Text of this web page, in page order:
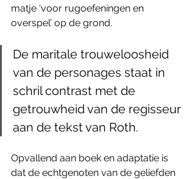
matje ‘voor rugoefeningen en
overspel’ op de grond.
De maritale trouweloosheid
van de personages staat in
schril contrast met de
getrouwheid van de regisseur
aan de tekst van Roth.
Opvallend aan boek en adaptatie is
dat de echtgenoten van de geliefden